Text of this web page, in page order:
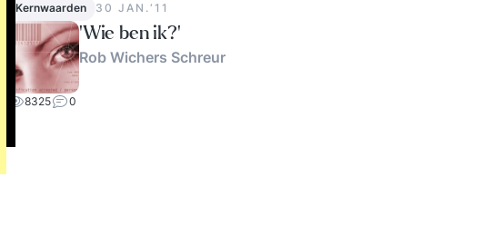
Kernwaarden
30 JAN.‘11
'Wie ben ik?'
Rob Wichers Schreur
8325 0